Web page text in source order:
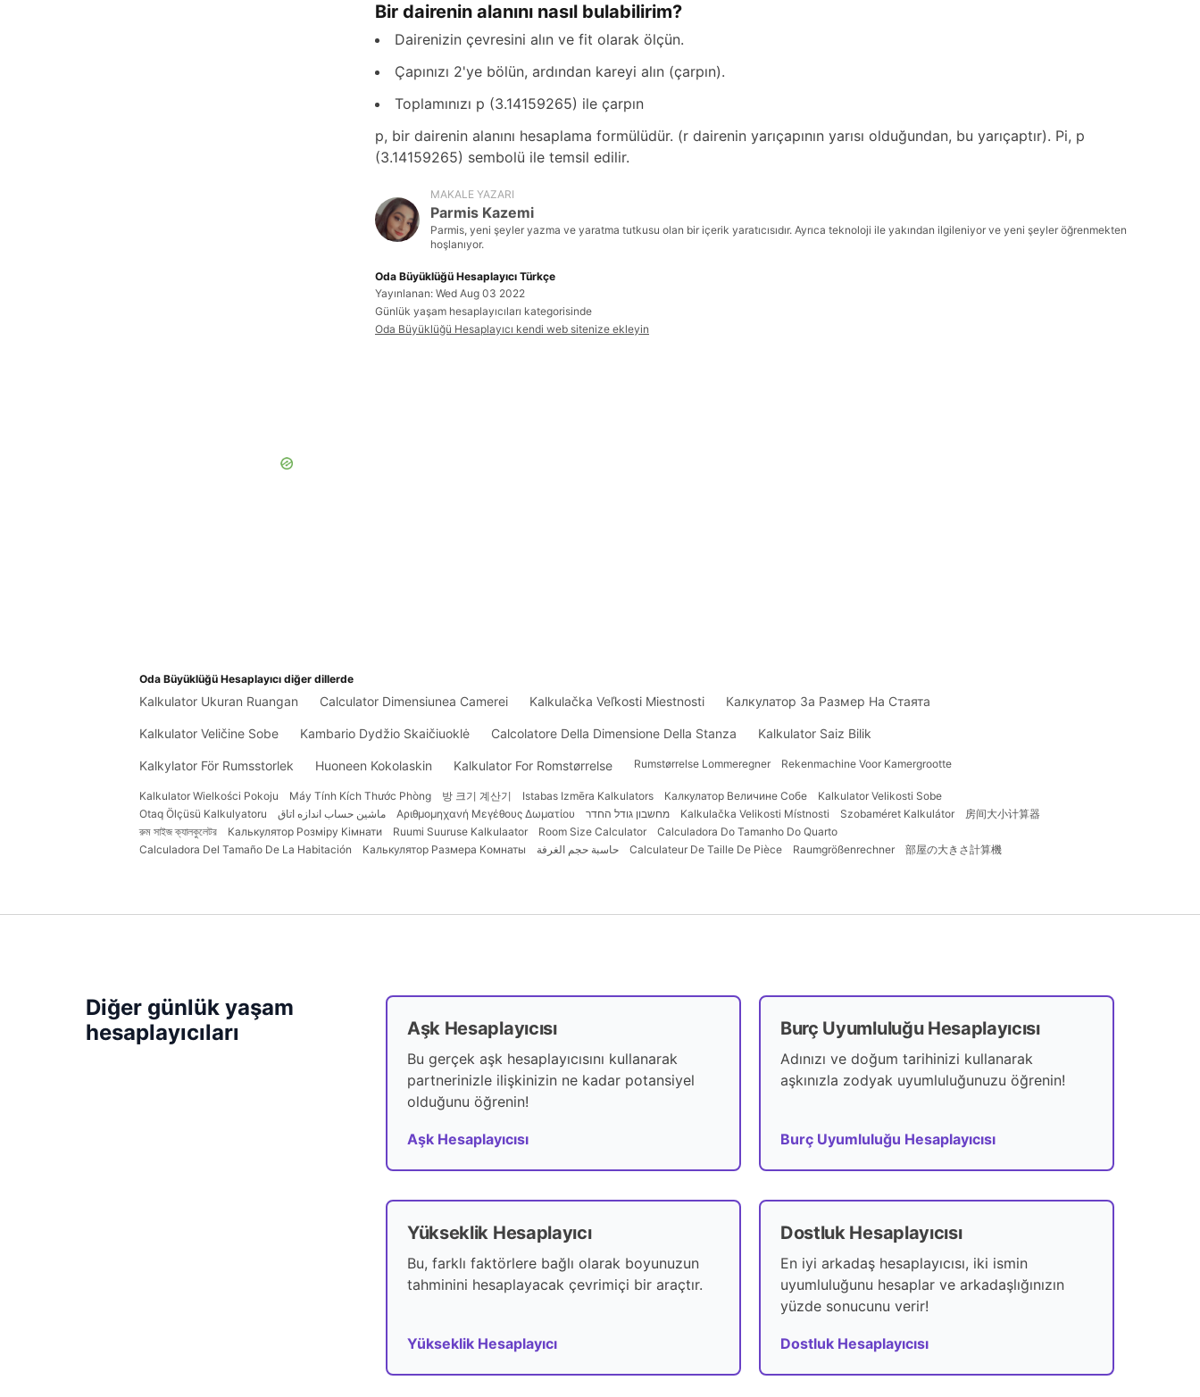
Bir dairenin alanını nasıl bulabilirim?
Dairenizin çevresini alın ve fit olarak ölçün.
Çapınızı 2'ye bölün, ardından kareyi alın (çarpın).
Toplamınızı p (3.14159265) ile çarpın
p, bir dairenin alanını hesaplama formülüdür. (r dairenin yarıçapının yarısı olduğundan, bu yarıçaptır). Pi, p
(3.14159265) sembolü ile temsil edilir.
MAKALE YAZARI
Parmis Kazemi
Parmis, yeni şeyler yazma ve yaratma tutkusu olan bir içerik yaratıcısıdır. Ayrıca teknoloji ile yakından ilgileniyor ve yeni şeyler öğrenmekten
hoşlanıyor.
Oda Büyüklüğü Hesaplayıcı Türkçe
Yayınlanan: Wed Aug 03 2022
Günlük yaşam hesaplayıcıları kategorisinde
Oda Büyüklüğü Hesaplayıcı kendi web sitenize ekleyin
Oda Büyüklüğü Hesaplayıcı diğer dillerde
Kalkulator Ukuran Ruangan Calculator Dimensiunea Camerei Kalkulačka Veľkosti Miestnosti Калкулатор За Размер На Стаята
Kalkulator Veličine Sobe Kambario Dydžio Skaičiuoklė Calcolatore Della Dimensione Della Stanza Kalkulator Saiz Bilik
Kalkylator För Rumsstorlek Huoneen Kokolaskin Kalkulator For Romstørrelse Rumstørrelse Lommeregner Rekenmachine Voor Kamergrootte
Kalkulator Wielkości Pokoju Máy Tính Kích Thước Phòng 방 크기 계산기 Istabas Izmēra Kalkulators Калкулатор Величине Собе
Kalkulator Velikosti Sobe
Otaq Ölçüsü Kalkulyatoru
ماشین حساب اندازه اتاق Αριθμομηχανή Μεγέθους Δωματίου מחשבון גודל החדר Kalkulačka Velikosti Místnosti Szobaméret Kalkulátor
房间大小计算器
রুম সাইজ ক্যালকুলেটর
Калькулятор Розміру Кімнати Ruumi Suuruse Kalkulaator Room Size Calculator
Calculadora Do Tamanho Do Quarto
Calculadora Del Tamaño De La Habitación
Калькулятор Размера Комнаты حاسبة حجم الغرفة Calculateur De Taille De Pièce Raumgrößenrechner 部屋の大きさ計算機
Diğer günlük yaşam
hesaplayıcıları
Aşk Hesaplayıcısı
Bu gerçek aşk hesaplayıcısını kullanarak
partnerinizle ilişkinizin ne kadar potansiyel
olduğunu öğrenin!
Aşk Hesaplayıcısı
Burç Uyumluluğu Hesaplayıcısı
Adınızı ve doğum tarihinizi kullanarak
aşkınızla zodyak uyumluluğunuzu öğrenin!
Burç Uyumluluğu Hesaplayıcısı
Yükseklik Hesaplayıcı
Bu, farklı faktörlere bağlı olarak boyunuzun
tahminini hesaplayacak çevrimiçi bir araçtır.
Yükseklik Hesaplayıcı
Dostluk Hesaplayıcısı
En iyi arkadaş hesaplayıcısı, iki ismin
uyumluluğunu hesaplar ve arkadaşlığınızın
yüzde sonucunu verir!
Dostluk Hesaplayıcısı